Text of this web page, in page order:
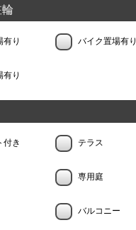
有り バイク置場有り
有り
付き テラス
専用庭
バルコニー